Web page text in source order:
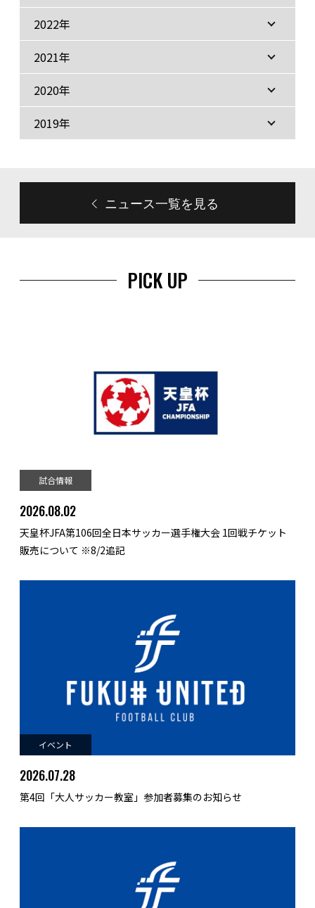
2022年
2021年
2020年
2019年
ニュース一覧を見る
PICK UP
試合情報
2026.08.02
天皇杯JFA第106回全日本サッカー選手権大会 1回戦チケット
販売について ※8/2追記
イベント
2026.07.28
第4回「大人サッカー教室」参加者募集のお知らせ